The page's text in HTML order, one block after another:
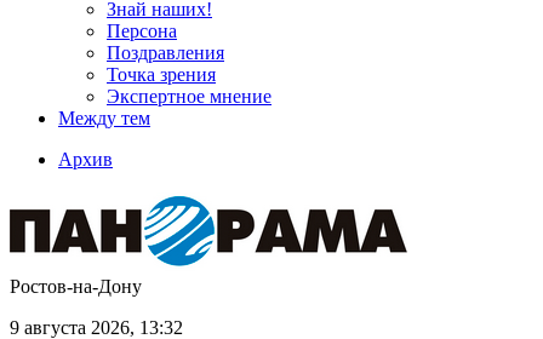
Знай наших!
Персона
Поздравления
Точка зрения
Экспертное мнение
Между тем
Архив
Ростов-на-Дону
9 августа 2026, 13:32